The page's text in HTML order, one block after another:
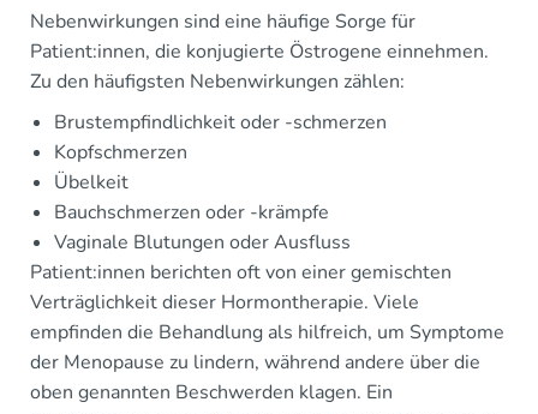
Nebenwirkungen sind eine häufige Sorge für
Patient:innen, die konjugierte Östrogene einnehmen.
Zu den häufigsten Nebenwirkungen zählen:
Brustempfindlichkeit oder -schmerzen
Kopfschmerzen
Übelkeit
Bauchschmerzen oder -krämpfe
Vaginale Blutungen oder Ausfluss
Patient:innen berichten oft von einer gemischten
Verträglichkeit dieser Hormontherapie. Viele
empfinden die Behandlung als hilfreich, um Symptome
der Menopause zu lindern, während andere über die
oben genannten Beschwerden klagen. Ein